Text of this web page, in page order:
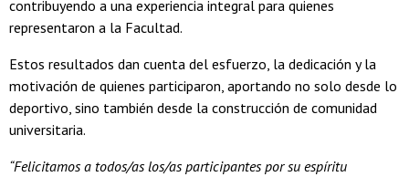
contribuyendo a una experiencia integral para quienes
representaron a la Facultad.
Estos resultados dan cuenta del esfuerzo, la dedicación y la
motivación de quienes participaron, aportando no solo desde lo
deportivo, sino también desde la construcción de comunidad
universitaria.
“Felicitamos a todos/as los/as participantes por su espíritu